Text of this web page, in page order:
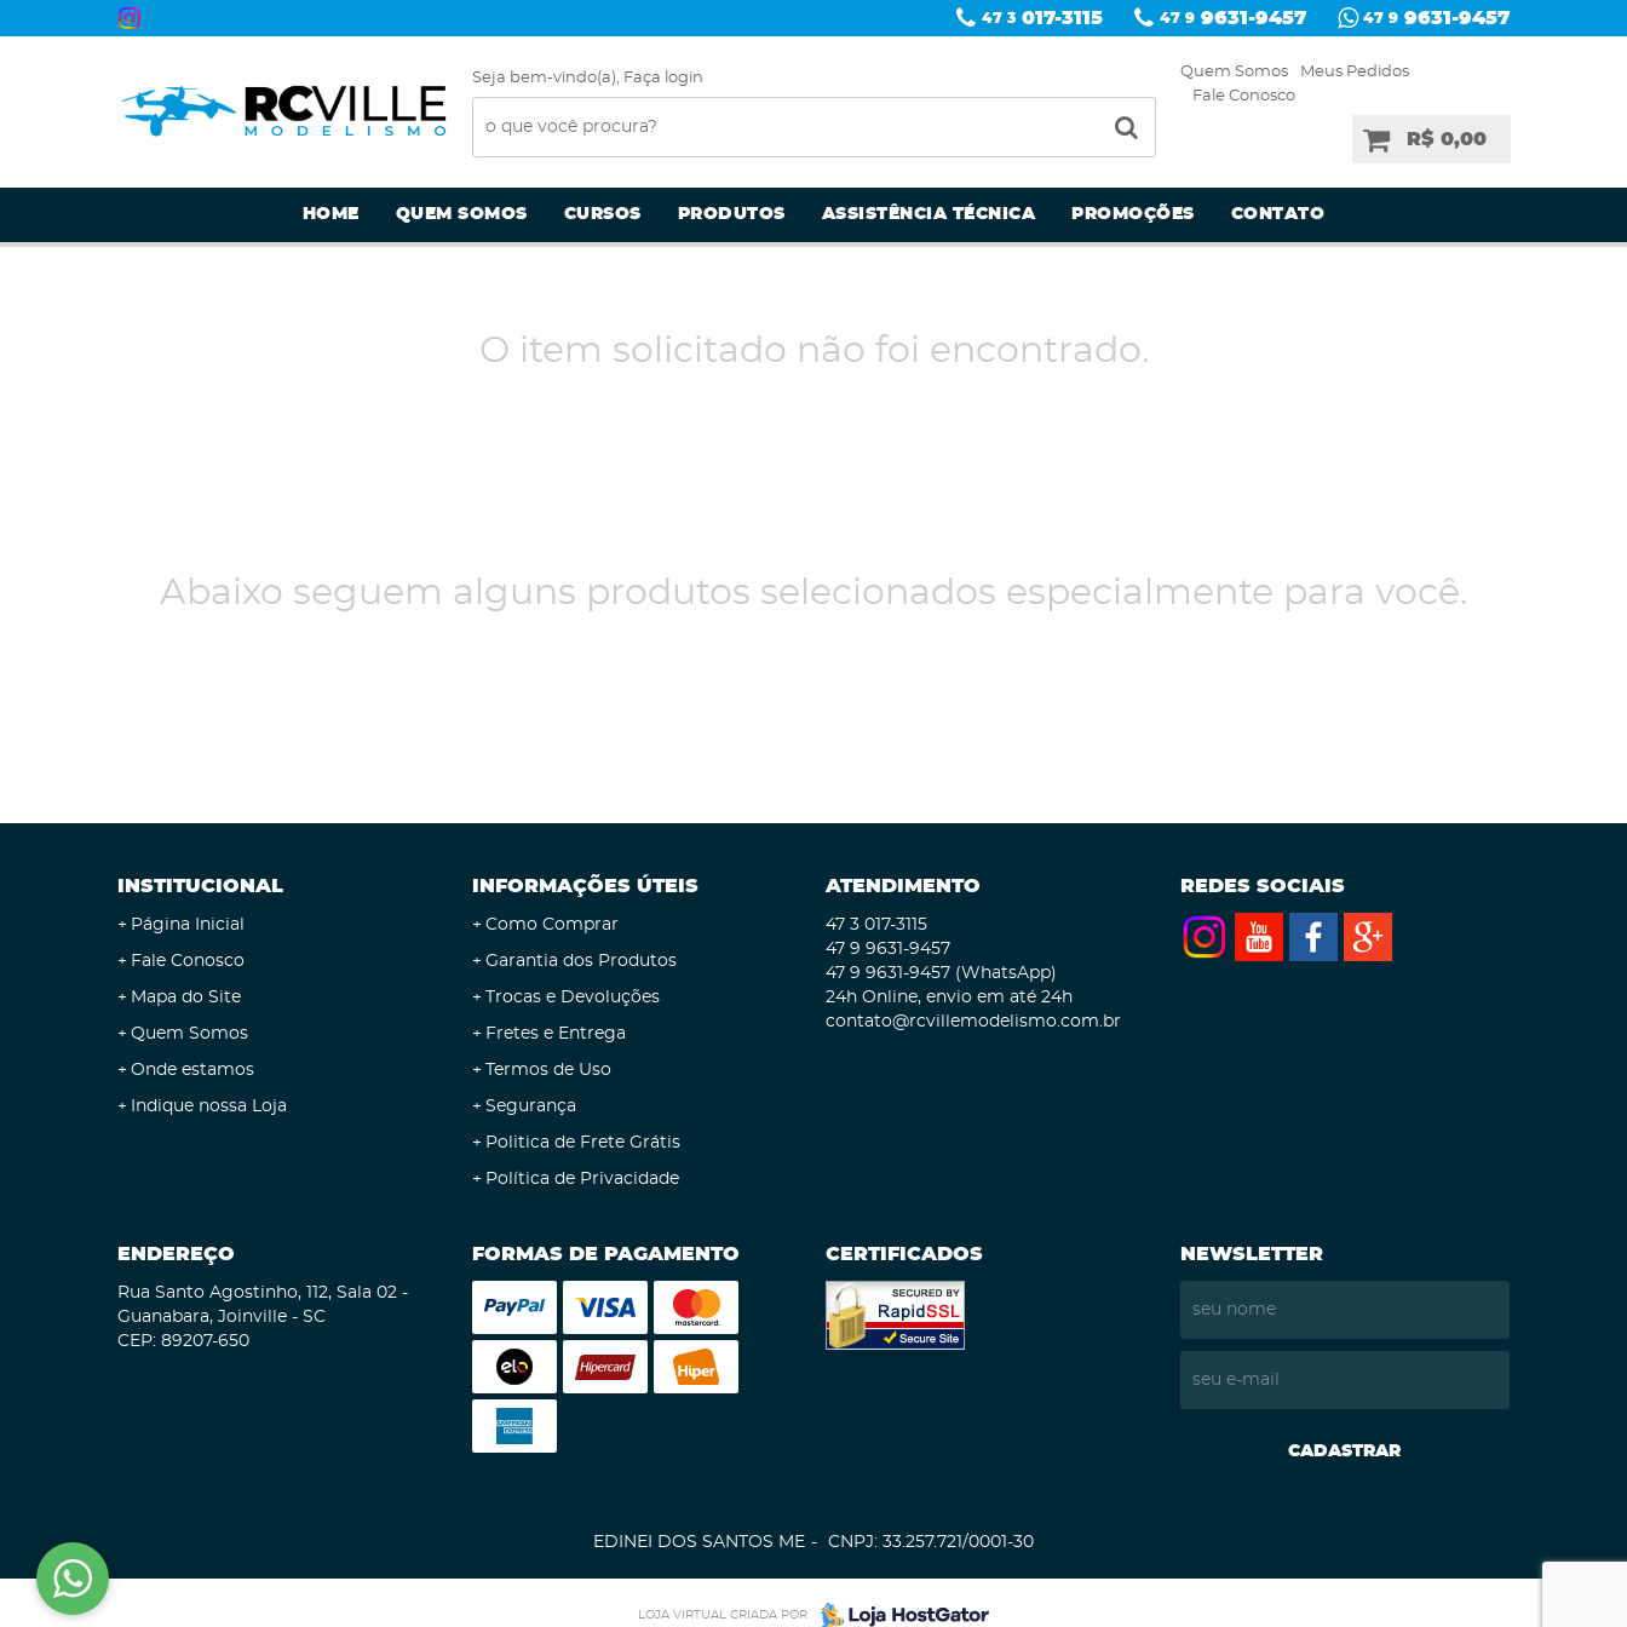
47 3 017-3115 47 9 9631-9457 47 9 9631-9457
Seja bem-vindo(a), Faça login Quem Somos
Meus Pedidos
Fale Conosco
R$ 0,00
HOME QUEM SOMOS CURSOS PRODUTOS ASSISTÊNCIA TÉCNICA PROMOÇÕES CONTATO
O item solicitado não foi encontrado.
Abaixo seguem alguns produtos selecionados especialmente para você.
INSTITUCIONAL
Página Inicial
Fale Conosco
Mapa do Site
Quem Somos
Onde estamos
Indique nossa Loja
INFORMAÇÕES ÚTEIS
Como Comprar
Garantia dos Produtos
Trocas e Devoluções
Fretes e Entrega
Termos de Uso
Segurança
Politica de Frete Grátis
Política de Privacidade
ATENDIMENTO
47 3 017-3115
47 9 9631-9457
47 9 9631-9457 (WhatsApp)
24h Online, envio em até 24h
contato@rcvillemodelismo.com.br
REDES SOCIAIS
ENDEREÇO
Rua Santo Agostinho, 112, Sala 02 -
Guanabara, Joinville - SC
CEP: 89207-650
FORMAS DE PAGAMENTO CERTIFICADOS NEWSLETTER
CADASTRAR
EDINEI DOS SANTOS ME CNPJ: 33.257.721/0001-30
LOJA VIRTUAL CRIADA POR